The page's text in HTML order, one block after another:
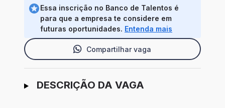
Essa inscrição no Banco de Talentos é
para que a empresa te considere em
futuras oportunidades. Entenda mais
Compartilhar vaga
Ir para candidatura
DESCRIÇÃO DA VAGA